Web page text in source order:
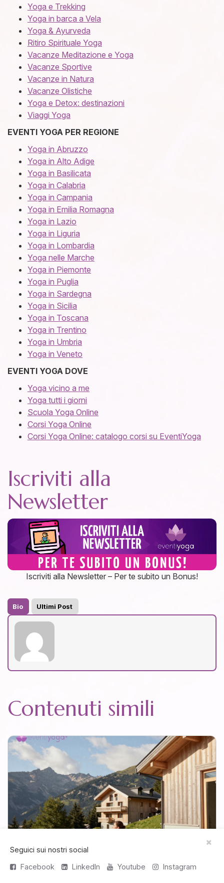
Yoga e Trekking
Yoga in barca a Vela
Yoga & Ayurveda
Ritiro Spirituale Yoga
Vacanze Meditazione e Yoga
Vacanze Sportive
Vacanze in Natura
Vacanze Olistiche
Yoga e Detox: destinazioni
Viaggi Yoga
EVENTI YOGA PER REGIONE
Yoga in Abruzzo
Yoga in Alto Adige
Yoga in Basilicata
Yoga in Calabria
Yoga in Campania
Yoga in Emilia Romagna
Yoga in Lazio
Yoga in Liguria
Yoga in Lombardia
Yoga nelle Marche
Yoga in Piemonte
Yoga in Puglia
Yoga in Sardegna
Yoga in Sicilia
Yoga in Toscana
Yoga in Trentino
Yoga in Umbria
Yoga in Veneto
EVENTI YOGA DOVE
Yoga vicino a me
Yoga tutti i giorni
Scuola Yoga Online
Corsi Yoga Online
Corsi Yoga Online: catalogo corsi su EventiYoga
Iscriviti alla
Newsletter
Iscriviti alla Newsletter – Per te subito un Bonus!
Bio Ultimi Post
Contenuti simili
Seguici sui nostri social
Facebook
LinkedIn Youtube Instagram